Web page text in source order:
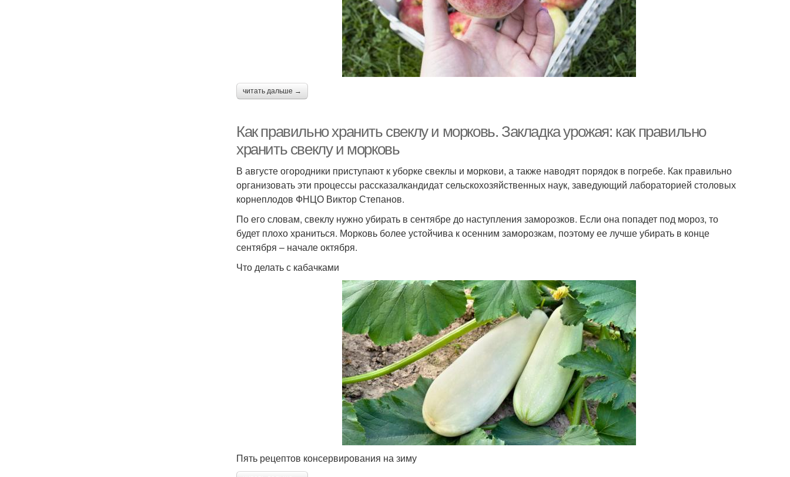
читать дальше →
Как правильно хранить свеклу и морковь. Закладка урожая: как правильно
хранить свеклу и морковь
В августе огородники приступают к уборке свеклы и моркови, а также наводят порядок в погребе. Как правильно
организовать эти процессы рассказалкандидат сельскохозяйственных наук, заведующий лабораторией столовых
корне­плодов ФНЦО Виктор Степанов.
По его словам, свеклу нужно убирать в сентябре до наступления заморозков. Если она попадет под мороз, то
будет плохо храниться. Морковь более устойчива к осенним заморозкам, поэтому ее лучше убирать в конце
сентября – начале октября.
Что делать с кабачками
Пять рецептов консервирования на зиму